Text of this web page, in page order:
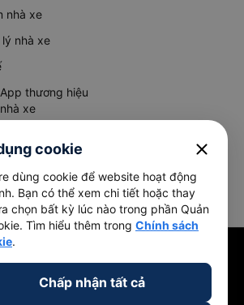
nhà xe
nhà xe
thương hiệu
xe
LÝ HÀNG HOÁ
quản lý hàng hoá
hàng hoá
cookie close
dùng cookie để website hoạt động
Bạn có thể xem chi tiết hoặc thay
chọn bất kỳ lúc nào trong phần Quản
Tìm hiểu thêm trong Chính sách
.
Chấp nhận tất cả